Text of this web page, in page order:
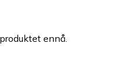
ennå.